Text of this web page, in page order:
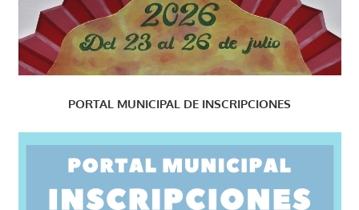
PORTAL MUNICIPAL DE INSCRIPCIONES